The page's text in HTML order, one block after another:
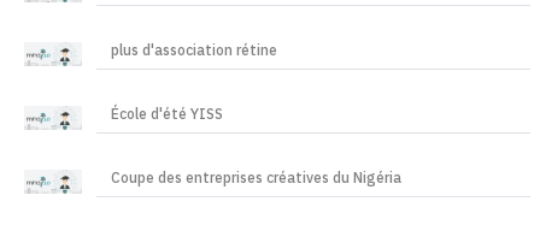
plus d'association rétine
École d'été YISS
Coupe des entreprises créatives du Nigéria